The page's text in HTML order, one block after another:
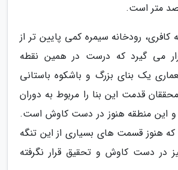
متر است.
کافری، رودخانه سیمره کمی پایین تر از
می گیرد که درست در همین نقطه
یک بنای بزرگ و باشکوه باستانی
قدمت این بنا را مربوط به دوران
و این منطقه هنوز در دست کاوش است.
هنوز قسمت های بسیاری از این تنگه
در دست کاوش و تحقیق قرار نگرفته